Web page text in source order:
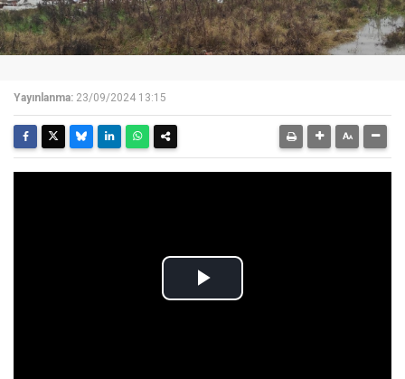
Yayınlanma: 23/09/2024 13:15